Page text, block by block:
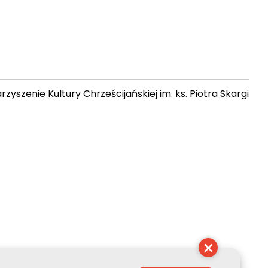
Kultury Chrześcijańskiej im. ks. Piotra Skargi
×